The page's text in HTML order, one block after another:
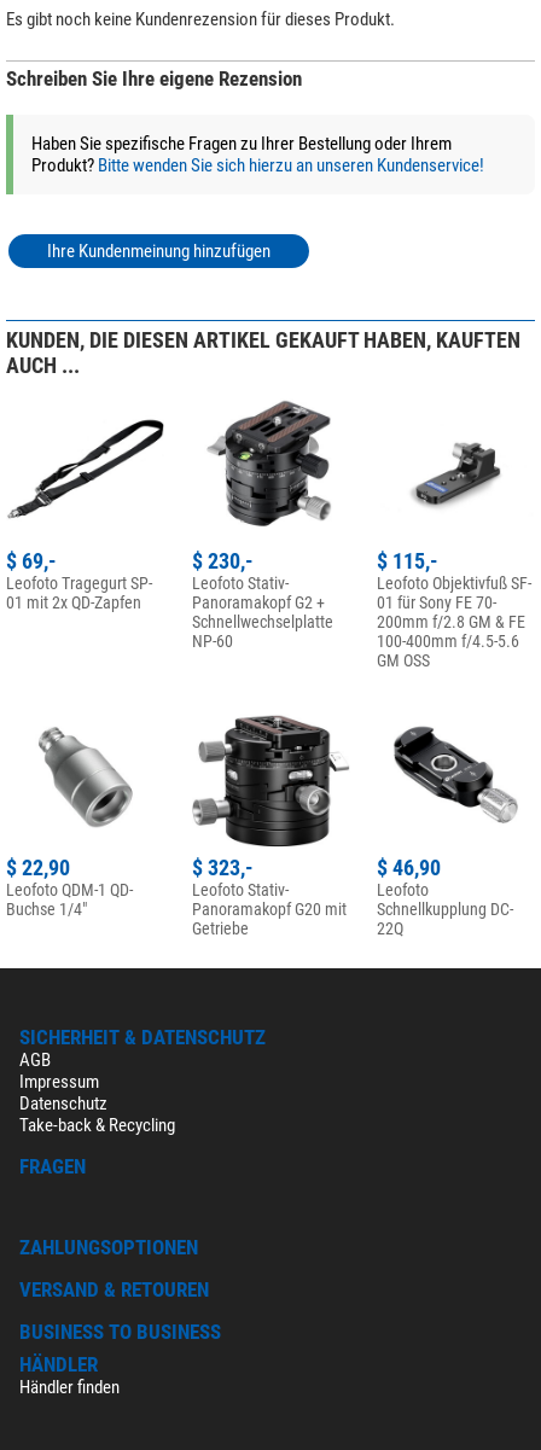
Es gibt noch keine Kundenrezension für dieses Produkt.
Schreiben Sie Ihre eigene Rezension
Haben Sie spezifische Fragen zu Ihrer Bestellung oder Ihrem
Produkt? Bitte wenden Sie sich hierzu an unseren Kundenservice!
Ihre Kundenmeinung hinzufügen
KUNDEN, DIE DIESEN ARTIKEL GEKAUFT HABEN, KAUFTEN
AUCH ...
$ 69,-
Leofoto Tragegurt SP-
01 mit 2x QD-Zapfen
$ 230,-
Leofoto Stativ-
Panoramakopf G2 +
Schnellwechselplatte
NP-60
$ 115,-
Leofoto Objektivfuß SF-
01 für Sony FE 70-
200mm f/2.8 GM & FE
100-400mm f/4.5-5.6
GM OSS
$ 22,90
Leofoto QDM-1 QD-
Buchse 1/4"
$ 323,-
Leofoto Stativ-
Panoramakopf G20 mit
Getriebe
$ 46,90
Leofoto
Schnellkupplung DC-
22Q
SICHERHEIT & DATENSCHUTZ
AGB
Impressum
Datenschutz
Take-back & Recycling
FRAGEN
ZAHLUNGSOPTIONEN
VERSAND & RETOUREN
BUSINESS TO BUSINESS
HÄNDLER
Händler finden